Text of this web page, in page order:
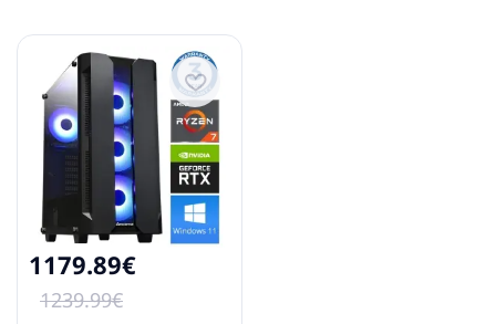
1179.89€
1239.99€